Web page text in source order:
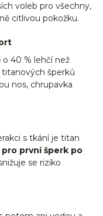
voleb pro všechny,
citlivou pokožku.
40 % lehčí než
šperků
nos, chrupavka
s tkání je titan
první šperk po
se riziko